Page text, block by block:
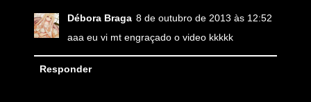
Débora Braga 8 de outubro de 2013 às 12:52
aaa eu vi mt engraçado o video kkkkk
Responder